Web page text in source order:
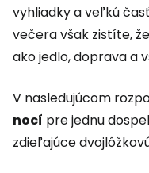
vyhliadky a veľkú
večera však zistíte,
ako jedlo, doprava a
V nasledujúcom
nocí pre jednu
zdieľajúce